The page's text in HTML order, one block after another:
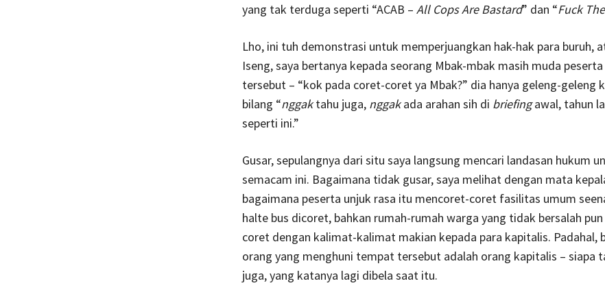
yang tak terduga seperti “ACAB – All Cops Are Bastard” dan “Fuck
Lho, ini tuh demonstrasi untuk memperjuangkan hak-hak para buruh,
Iseng, saya bertanya kepada seorang Mbak-mbak masih muda
tersebut – “kok pada coret-coret ya Mbak?” dia hanya geleng-geleng
bilang “nggaktahu juga, nggakada arahan sih di briefingawal, tahun
seperti ini.”
Gusar, sepulangnya dari situ saya langsung mencari landasan hukum
semacam ini. Bagaimana tidak gusar, saya melihat dengan mata
bagaimana peserta unjuk rasa itu mencoret-coret fasilitas umum
halte bus dicoret, bahkan rumah-rumah warga yang tidak bersalah
coret dengan kalimat-kalimat makian kepada para kapitalis. Padahal,
orang yang menghuni tempat tersebut adalah orang kapitalis – siapa
juga, yang katanya lagi dibela saat itu.